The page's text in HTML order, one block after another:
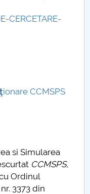
dizabilități
2020-
în Carieră
CERCETARE-
ţionare CCMSPS
si Simularea
CCMSPS,
Ordinul
3373 din